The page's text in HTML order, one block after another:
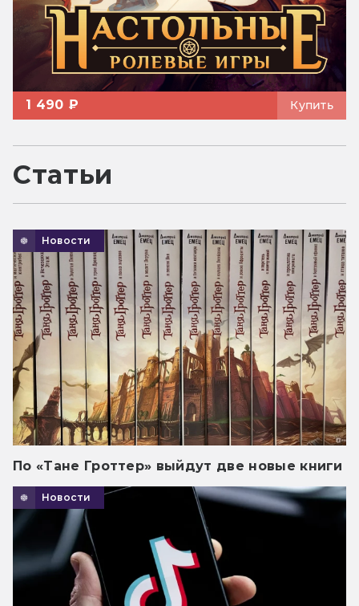
1 490 ₽ Купить
Статьи
Новости
По «Тане Гроттер» выйдут две новые книги
Новости